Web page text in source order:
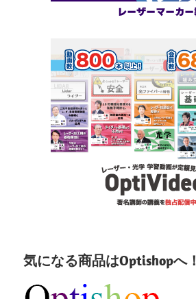
気になる商品はOptishopへ！